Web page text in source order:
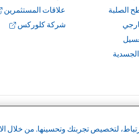
الصلبة
علاقات المستثمرين
شركة كلوركس
لتخصيص تجربتك وتحسينها. من خلال